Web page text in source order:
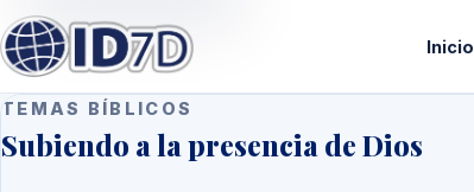
Inicio
TEMAS BÍBLICOS
Subiendo a la presencia de Dios